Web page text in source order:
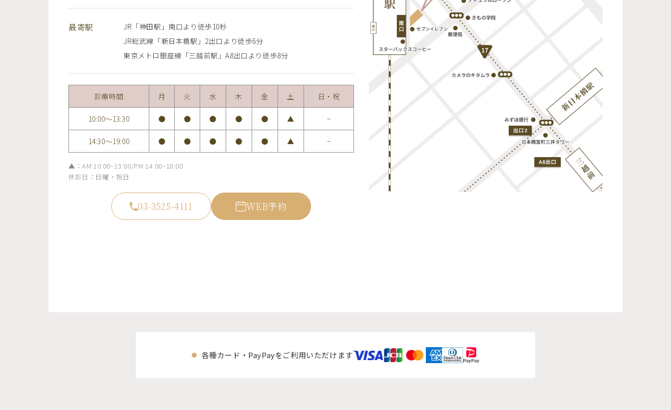
最寄駅
JR「神田駅」南口より徒歩10秒
JR総武線「新日本橋駅」2出口より徒歩6分
東京メトロ銀座線「三越前駅」A8出口より徒歩8分
診療時間 月 火 水 木 金 土 日・祝
10:00〜13:30 ● ● ● ● ● ▲ −
14:30〜19:00 ● ● ● ● ● ▲ −
▲：AM:10:00~13:00/PM:14:00~18:00
休診日：日曜・祝日
03-3525-4111 WEB予約
各種カード・PayPayをご利用いただけます